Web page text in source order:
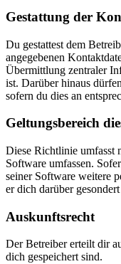
Gestattung der
Du gestattest dem
angegebenen
Übermittlung zentraler
ist. Darüber hinaus
sofern du dies an
Geltungsbereich
Diese Richtlinie umfasst
Software umfassen.
seiner Software weitere
er dich darüber
Auskunftsrecht
Der Betreiber erteilt dir
dich gespeichert sind.